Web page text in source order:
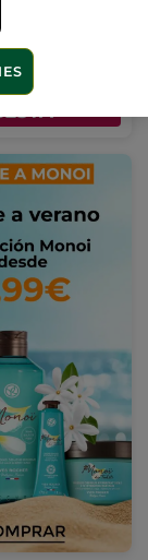
99,80€
A MI